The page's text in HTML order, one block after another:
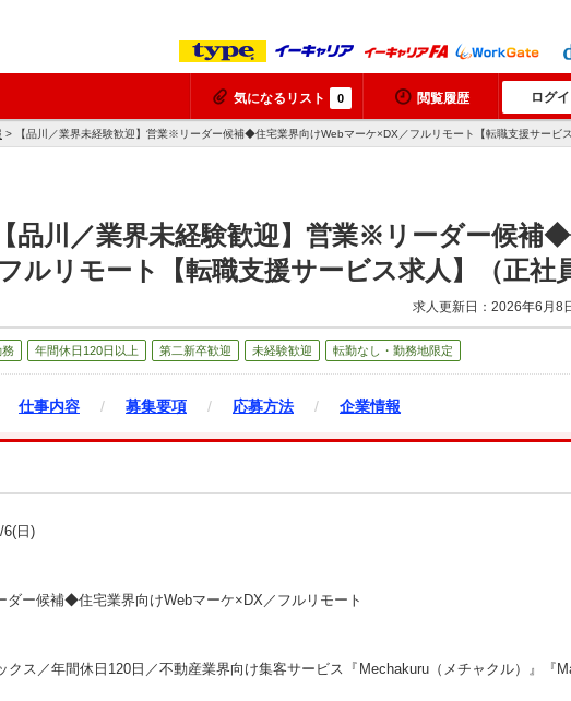
気になるリスト 0 閲覧履歴 ログ
> 【品川／業界未経験歓迎】営業※リーダー候補◆住宅業界向けWebマーケ×DX／フルリモート【転職支援サービス
品川／業界未経験歓迎】営業※リーダー候補
ルリモート【転職支援サービス求人】（正社
求人更新日：2026年6月8
務 年間休日120日以上 第二新卒歓迎 未経験歓迎 転勤なし・勤務地限定
仕事内容 / 募集要項 / 応募方法 / 企業情報
6(日)
ダー候補◆住宅業界向けWebマーケ×DX／フルリモート
クス／年間休日120日／不動産業界向け集客サービス『Mechakuru（メチャクル）』『